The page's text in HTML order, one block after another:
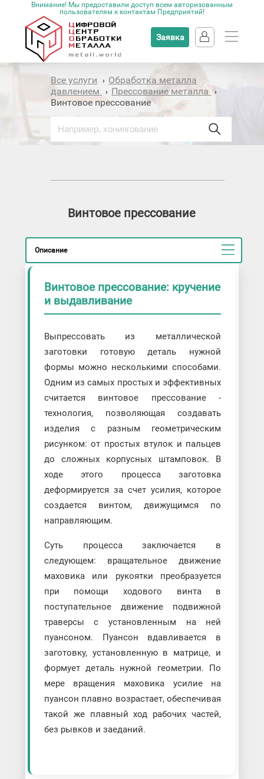
Внимание! Мы предоставили доступ всем авторизованным
пользователям к контактам Предприятий!
Заявка
Все услуги › Обработка металла
давлением
› Прессование металла ›
Винтовое прессование
Винтовое прессование
Описание
Винтовое прессование: кручение
и выдавливание
Выпрессовать из металлической
заготовки готовую деталь нужной
формы можно несколькими способами.
Одним из самых простых и эффективных
считается винтовое прессование -
технология, позволяющая создавать
изделия с разным геометрическим
рисунком: от простых втулок и пальцев
до сложных корпусных штамповок. В
ходе этого процесса заготовка
деформируется за счет усилия, которое
создается винтом, движущимся по
направляющим.
Суть процесса заключается в
следующем: вращательное движение
маховика или рукоятки преобразуется
при помощи ходового винта в
поступательное движение подвижной
траверсы с установленным на ней
пуансоном. Пуансон вдавливается в
заготовку, установленную в матрице, и
формует деталь нужной геометрии. По
мере вращения маховика усилие на
пуансон плавно возрастает, обеспечивая
такой же плавный ход рабочих частей,
без рывков и заеданий.